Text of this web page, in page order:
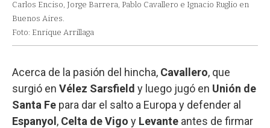
Carlos Enciso, Jorge Barrera, Pablo Cavallero e Ignacio Ruglio en
Buenos Aires.
Foto: Enrique Arrillaga
Acerca de la pasión del hincha, Cavallero, que
surgió en Vélez Sarsfield y luego jugó en Unión de
Santa Fe para dar el salto a Europa y defender al
Espanyol , Celta de Vigo y Levante antes de firmar